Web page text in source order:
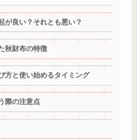
が良い？それとも悪い？
秋財布の特徴
方と使い始めるタイミング
際の注意点